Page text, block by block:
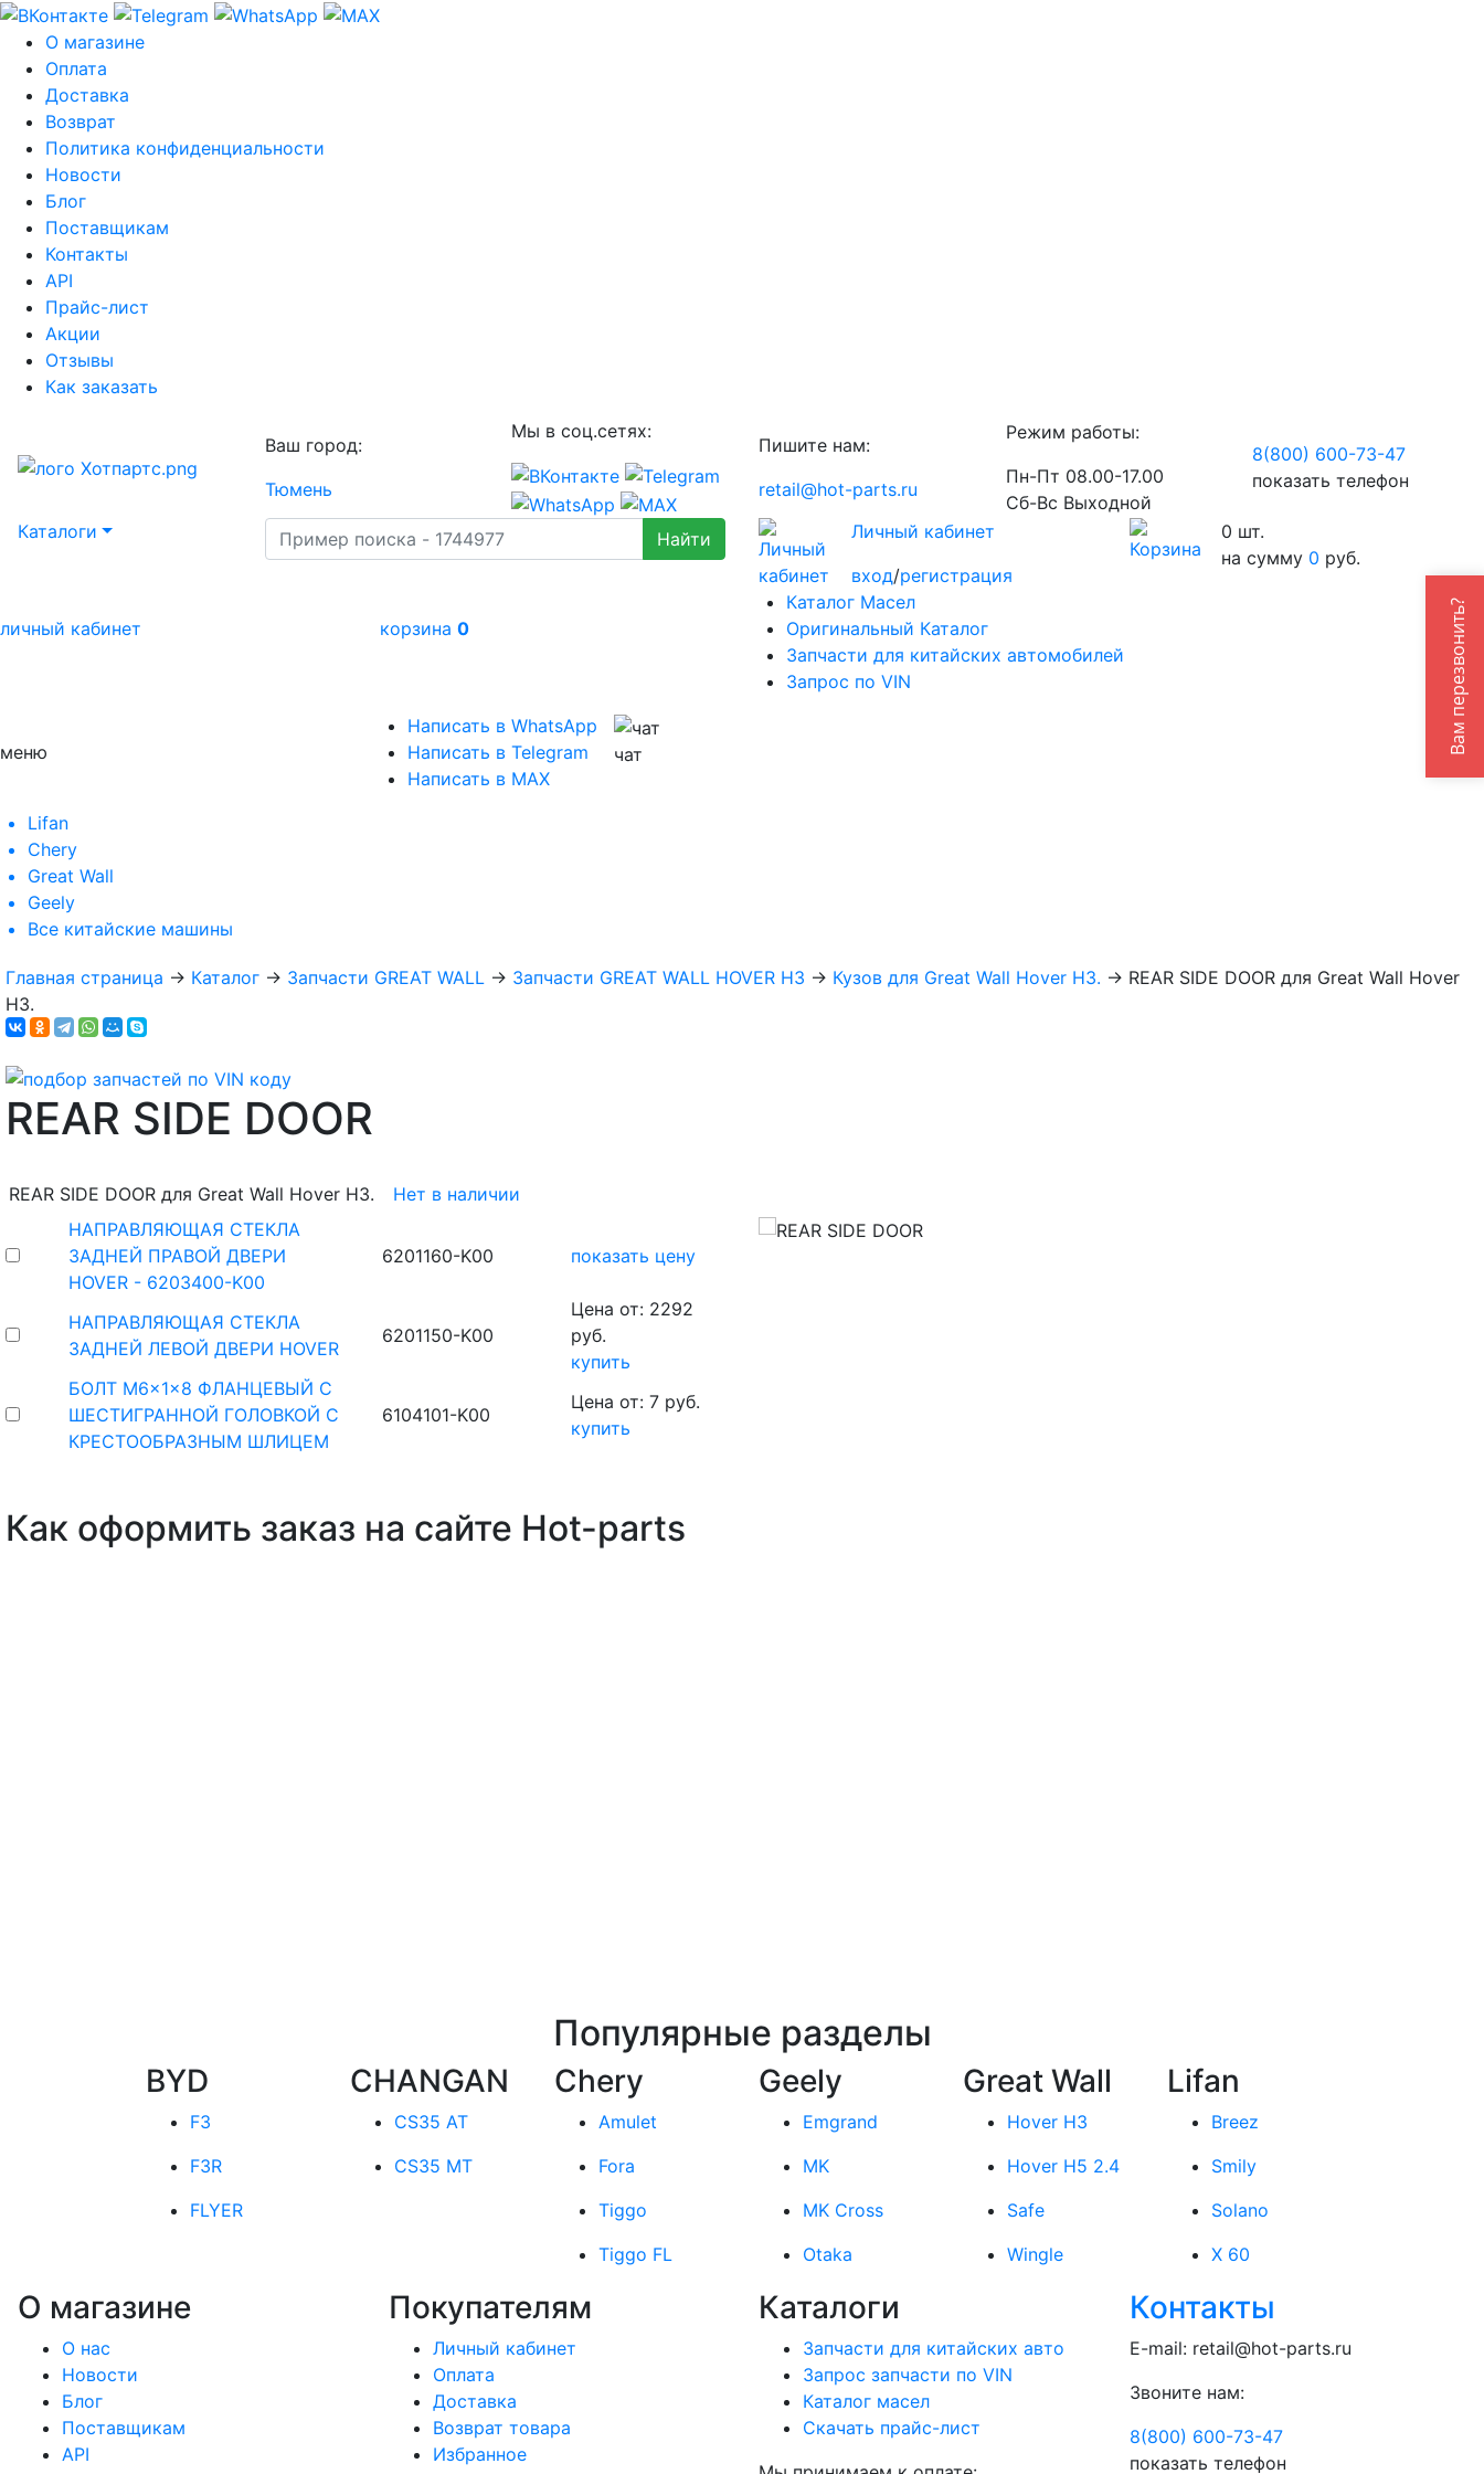
О магазине
Оплата
Доставка
Возврат
Политика конфиденциальности
Новости
Блог
Поставщикам
Контакты
API
Прайс-лист
Акции
Отзывы
Как заказать
Ваш город:
Тюмень
Мы в соц.сетях:
Пишите нам:
retail@hot-parts.ru
Режим работы:
Пн-Пт 08.00-17.00
Сб-Вс Выходной
8(800) 600-73-47
показать телефон
Каталоги
Личный кабинет
вход/регистрация
0 шт.
на сумму 0 руб.
личный кабинет корзина 0
Каталог Масел
Оригинальный Каталог
Запчасти для китайских автомобилей
Запрос по VIN
меню
Написать в WhatsApp
Написать в Telegram
Написать в MAX
чат
Lifan
Chery
Great Wall
Geely
Все китайские машины
Главная страница → Каталог → Запчасти GREAT WALL → Запчасти GREAT WALL HOVER H3 → Кузов для Great Wall Hover H3. → REAR SIDE DOOR для Great Wall Hover
H3.
REAR SIDE DOOR
REAR SIDE DOOR для Great Wall Hover H3.
Нет в наличии
НАПРАВЛЯЮЩАЯ СТЕКЛА
ЗАДНЕЙ ПРАВОЙ ДВЕРИ
HOVER - 6203400-K00
6201160-K00 показать цену
НАПРАВЛЯЮЩАЯ СТЕКЛА
ЗАДНЕЙ ЛЕВОЙ ДВЕРИ HOVER
6201150-K00
Цена от: 2292
руб.
купить
БОЛТ M6x1x8 ФЛАНЦЕВЫЙ С
ШЕСТИГРАННОЙ ГОЛОВКОЙ С
КРЕСТООБРАЗНЫМ ШЛИЦЕМ
6104101-K00
Цена от: 7 руб.
купить
Как оформить заказ на сайте Hot-parts
Популярные разделы
BYD
F3
F3R
FLYER
CHANGAN
CS35 AT
CS35 MT
Chery
Amulet
Fora
Tiggo
Tiggo FL
Geely
Emgrand
MK
MK Cross
Otaka
Great Wall
Hover H3
Hover H5 2.4
Safe
Wingle
Lifan
Breez
Smily
Solano
X 60
О магазине
О нас
Новости
Блог
Поставщикам
API
Покупателям
Личный кабинет
Оплата
Доставка
Возврат товара
Избранное
Каталоги
Запчасти для китайских авто
Запрос запчасти по VIN
Каталог масел
Скачать прайс-лист
Контакты
E-mail: retail@hot-parts.ru
Звоните нам:
8(800) 600-73-47
показать телефон
Вам перезвонить?